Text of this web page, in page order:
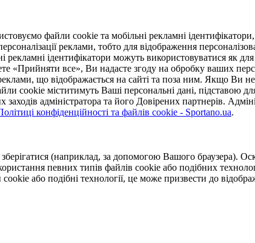
файли cookie та мобільні рекламні ідентифікатори,
реклами, тобто для відображення
ідентифікатори можуть використовуватися як для
«Прийняти все», Ви надасте згоду на обробку ваших
що відображається на сайті та поза ним. Якщо Ви
cookie міститимуть Ваші персональні дані, підставою
адміністратора та його Довірених партнерів.
конфіденційності та файлів cookie - Sportano.ua.
(наприклад, за допомогою Вашого браузера).
певних типів файлів cookie або подібних
або подібні технології, це може призвести до